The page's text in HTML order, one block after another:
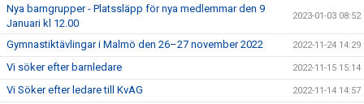
Nya barngrupper - Platssläpp för nya medlemmar den 9
Januari kl 12.00
2023-01-03 08:52
Gymnastiktävlingar i Malmö den 26–27 november 2022 2022-11-24 14:29
Vi söker efter barnledare 2022-11-15 15:14
Vi Söker efter ledare till KvAG 2022-11-14 14:57